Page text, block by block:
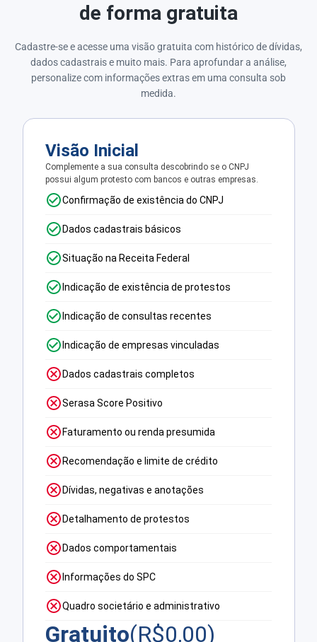
de forma gratuita
Cadastre-se e acesse uma visão gratuita com histórico de dívidas,
dados cadastrais e muito mais. Para aprofundar a análise,
personalize com informações extras em uma consulta sob
medida.
Visão Inicial
Complemente a sua consulta descobrindo se o CNPJ
possui algum protesto com bancos e outras empresas.
Confirmação de existência do CNPJ
Dados cadastrais básicos
Situação na Receita Federal
Indicação de existência de protestos
Indicação de consultas recentes
Indicação de empresas vinculadas
Dados cadastrais completos
Serasa Score Positivo
Faturamento ou renda presumida
Recomendação e limite de crédito
Dívidas, negativas e anotações
Detalhamento de protestos
Dados comportamentais
Informações do SPC
Quadro societário e administrativo
Gratuito(R$0,00)